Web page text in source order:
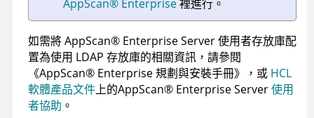
AppScan® Enterprise裡進行。
如需將AppScan® Enterprise Server使用者存放庫配
置為使用 LDAP 存放庫的相關資訊，請參閱
《AppScan® Enterprise 規劃與安裝手冊》，或 HCL
軟體產品文件上的AppScan® Enterprise Server使用
者協助 。